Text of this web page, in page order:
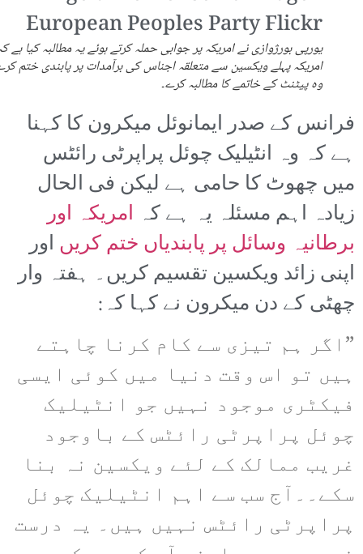
یورپی بورژوازی نے امریکہ پر جوابی حملہ کرتے ہوئے یہ مطالبہ کیا ہے
امریکہ پہلے ویکسین سے متعلقہ اجناس کی برآمدات پر پابندی ختم
وہ پیٹنٹ کے خاتمے کا مطالبہ کرے۔
فرانس کے صدر ایمانوئل میکرون کا کہنا
ہے کہ وہ انٹیلیک چوئل پراپرٹی رائٹس
میں چھوٹ کا حامی ہے لیکن فی الحال
زیادہ اہم مسئلہ یہ ہے کہ امریکہ اور
برطانیہ وسائل پر پابندیاں ختم کریں اور
اپنی زائد ویکسین تقسیم کریں۔ ہفتہ وار
چھٹی کے دن میکرون نے کہا کہ:
”اگر ہم تیزی سے کام کرنا چاہتے
ہیں تو اس وقت دنیا میں کوئی ایسی
فیکٹری موجود نہیں جو انٹیلیک
چوئل پراپرٹی رائٹس کے باوجود
غریب ممالک کے لئے ویکسین نہ بنا
سکے۔۔آج سب سے اہم انٹیلیک چوئل
پراپرٹی رائٹس نہیں ہیں۔ یہ درست